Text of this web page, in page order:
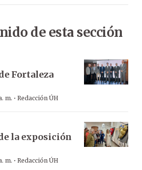
de esta sección
Fortaleza
m. · Redacción ÚH
la exposición
m. · Redacción ÚH